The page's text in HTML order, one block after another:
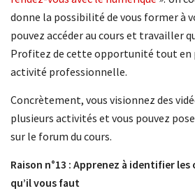
donne la possibilité de vous former à
pouvez accéder au cours et travailler
Profitez de cette opportunité tout en
activité professionnelle.
Concrètement, vous visionnez des
plusieurs activités et vous pouvez
sur le forum du cours.
Raison n°13 : Apprenez à identifier
qu’il vous faut